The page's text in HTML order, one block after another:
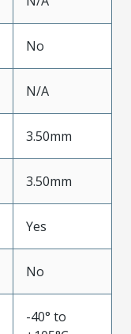
No
N/A
3.50mm
3.50mm
Yes
No
-40° to